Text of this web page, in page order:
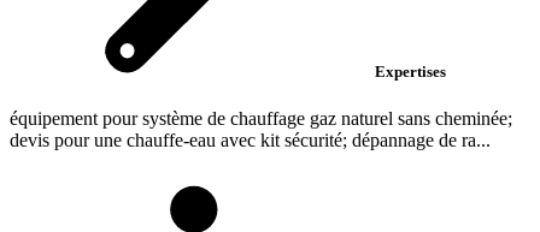
Expertises
équipement pour système de chauffage gaz naturel sans cheminée;
devis pour une chauffe-eau avec kit sécurité; dépannage de ra...